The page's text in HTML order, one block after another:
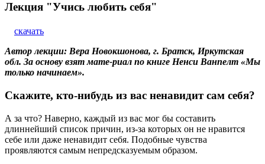
Лекция "Учись любить себя"
скачать
Автор лекции: Вера Новокшонова, г. Братск, Иркутская
обл. За основу взят мате-риал по книге Ненси Ванпелт «Мы
только начинаем».
Скажите, кто-нибудь из вас ненавидит сам себя?
А за что? Наверно, каждый из вас мог бы составить
длиннейший список причин, из-за которых он не нравится
себе или даже ненавидит себя. Подобные чувства
проявляются самым непредсказуемым образом.